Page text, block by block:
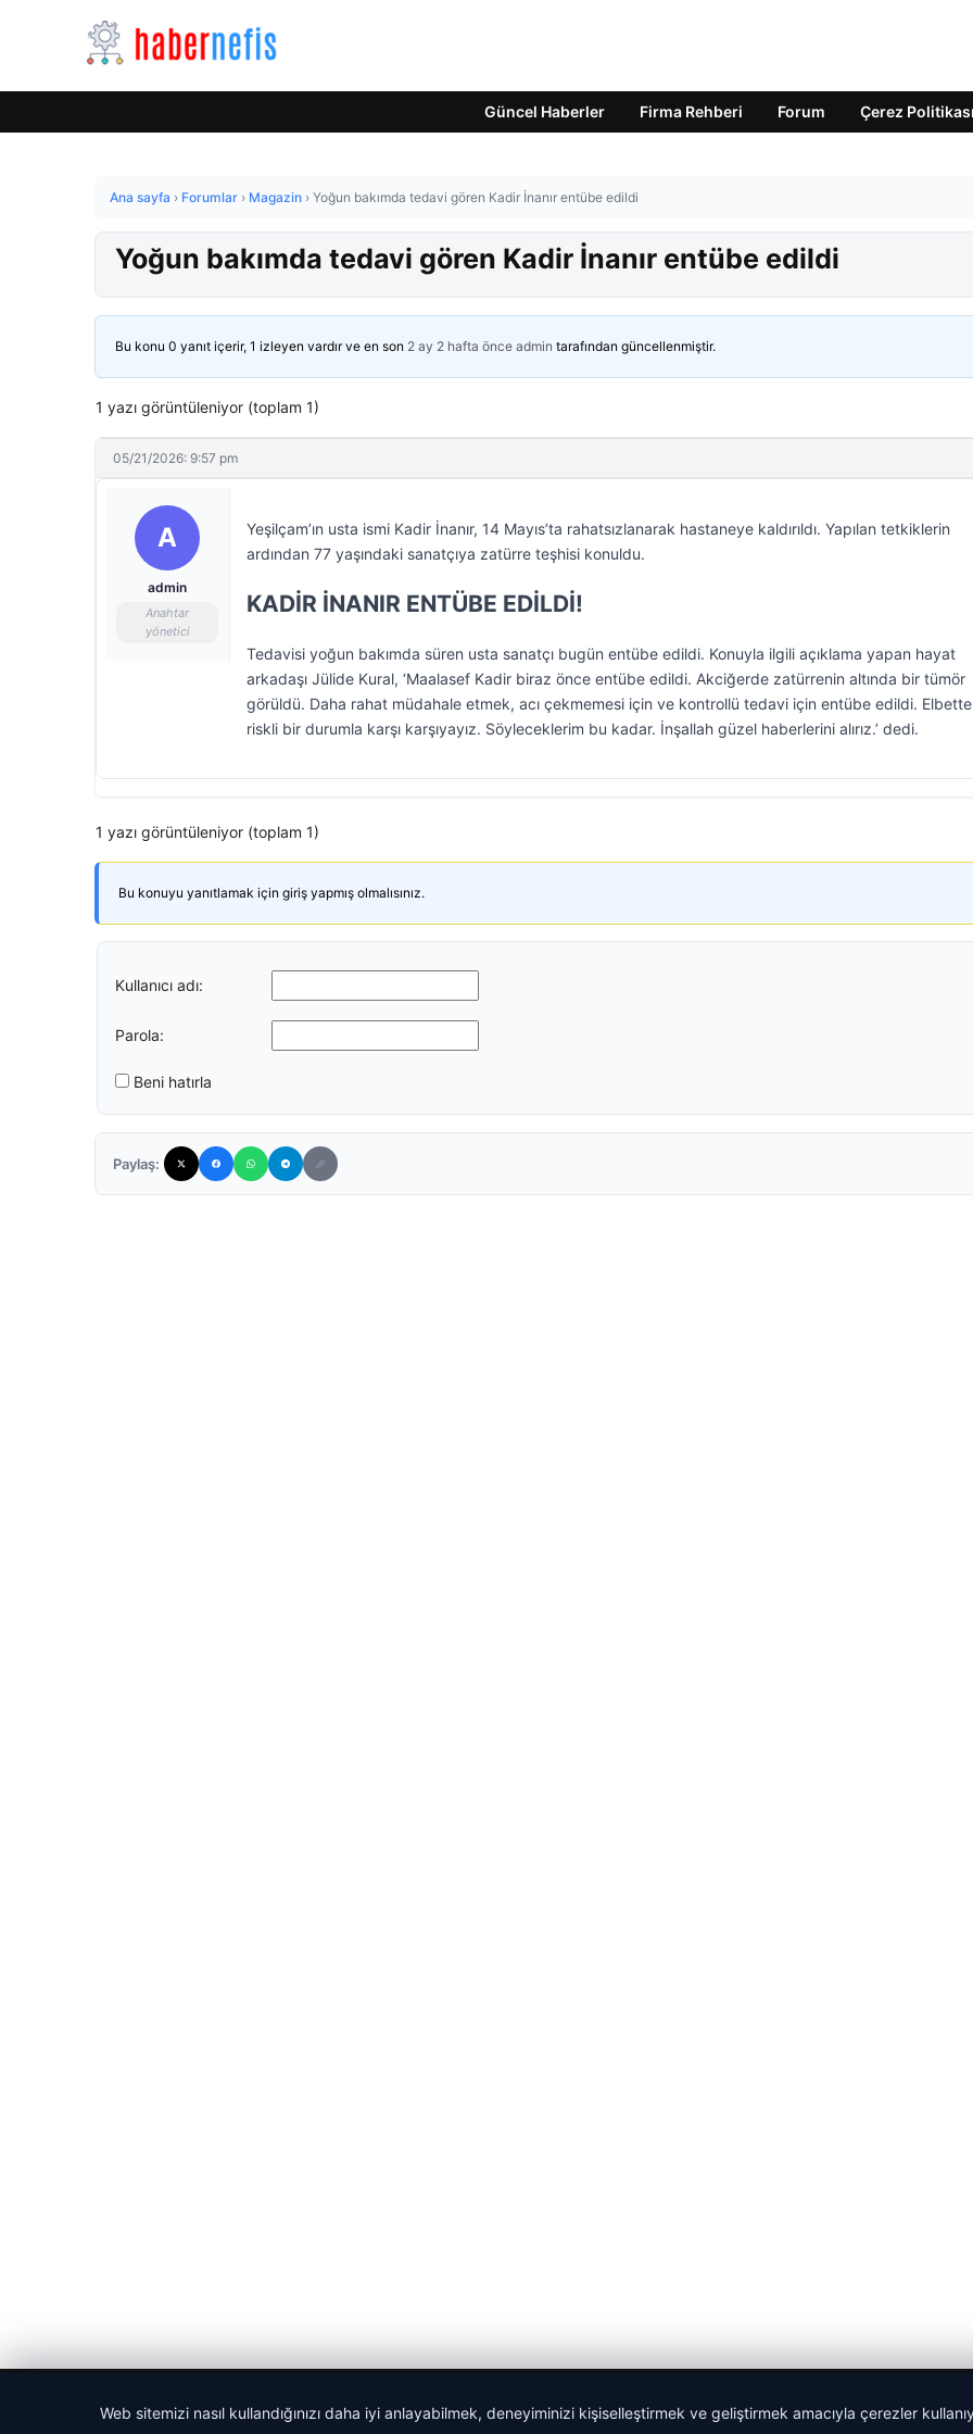
Güncel Haberler Firma Rehberi Forum Çerez Politikası
Ana sayfa › Forumlar › Magazin › Yoğun bakımda tedavi gören Kadir İnanır entübe edildi
Yoğun bakımda tedavi gören Kadir İnanır entübe edildi
Bu konu 0 yanıt içerir, 1 izleyen vardır ve en son 2 ay 2 hafta önce admin tarafından güncellenmiştir.
1 yazı görüntüleniyor (toplam 1)
05/21/2026: 9:57 pm
A
admin
Anahtar
yönetici
Yeşilçam’ın usta ismi Kadir İnanır, 14 Mayıs’ta rahatsızlanarak hastaneye kaldırıldı. Yapılan tetkiklerin
ardından 77 yaşındaki sanatçıya zatürre teşhisi konuldu.
KADİR İNANIR ENTÜBE EDİLDİ!
Tedavisi yoğun bakımda süren usta sanatçı bugün entübe edildi. Konuyla ilgili açıklama yapan hayat
arkadaşı Jülide Kural, ‘Maalasef Kadir biraz önce entübe edildi. Akciğerde zatürrenin altında bir tümör
görüldü. Daha rahat müdahale etmek, acı çekmemesi için ve kontrollü tedavi için entübe edildi.
riskli bir durumla karşı karşıyayız. Söyleceklerim bu kadar. İnşallah güzel haberlerini alırız.’ dedi.
1 yazı görüntüleniyor (toplam 1)
Bu konuyu yanıtlamak için giriş yapmış olmalısınız.
Kullanıcı adı:
Parola:
Beni hatırla
Paylaş:
Web sitemizi nasıl kullandığınızı daha iyi anlayabilmek, deneyiminizi kişiselleştirmek ve geliştirmek amacıyla çerezler